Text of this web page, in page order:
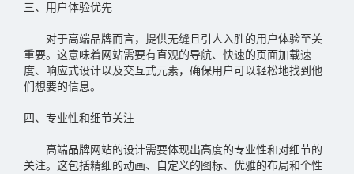
三、用户体验优先
对于高端品牌而言，提供无缝且引人入胜的用户体验至关
重要。这意味着网站需要有直观的导航、快速的页面加载速
度、响应式设计以及交互式元素，确保用户可以轻松地找到他
们想要的信息。
四、专业性和细节关注
高端品牌网站的设计需要体现出高度的专业性和对细节的
关注。这包括精细的动画、自定义的图标、优雅的布局和个性